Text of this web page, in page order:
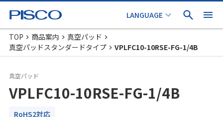
TOP 商品案内
真空パッド
真空パッドスタンダードタイプ
VPLFC10-10RSE-FG-1/4B
真空パッド
VPLFC10-10RSE-FG-1/4B
RoHS2対応